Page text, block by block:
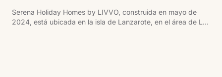
Serena Holiday Homes by LIVVO, construida en mayo de
2024, está ubicada en la isla de Lanzarote, en el área de Las